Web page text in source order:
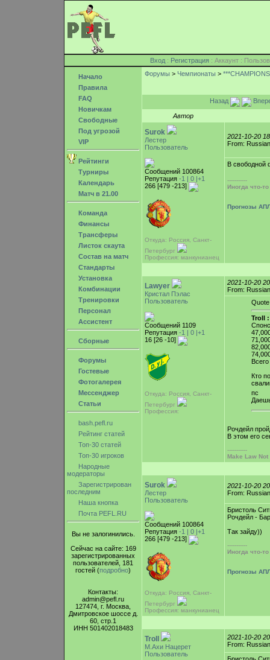
Вход: Регистрация : Аккаунт :
Начало
Правила
FAQ
Новичкам
Свободные
Под угрозой
VIP
Рейтинги
Турниры
Календарь
Матч в 21.00
Команда
Финансы
Трансферы
Листок скаута
Состав на матч
Стандарты
Установка
Комбинации
Тренировки
Персонал
Ассистент
Сборные
Форумы
Гостевые
Фотогалерея
Мессенджер
Статьи
bash.pefl.ru
Рейтинг статей
Топ-30 статей
Топ-30 игроков
Народные
модераторы
Зарегистрирован
последним
Наша кнопка
Почта PEFL.RU
Вы не залогинились.
Сейчас на сайте: 169
зарегистрированных
пользователей, 181
гостей (подробно)
Контакты:
admin@pefl.ru
127474, г. Москва,
Дмитровское шоссе д.
60, стр.1
ИНН 501402018483
Форумы > Чемпионаты >
Назад
Автор
Surok
Лестер
Пользователь
Сообщений 100864
Репутация -1 | 0 |+1
266 [479 -213]
Откуда: Россия, Санкт-
Петербург
Профессия: манкунианец
2021-10-20
From:
В
-----------
Иногда что-
Прогнозы
Lawyer
Кристал Пэлас
Пользователь
Сообщений 1109
Репутация -1 | 0 |+1
16 [26 -10]
Откуда: Россия, Санкт-
Петербург
Профессия:
2021-10-20
From:
Quote
Troll :
Кто
пс
Рочдейл
В этом его
-----------
Make Law Not
Surok
Лестер
Пользователь
Сообщений 100864
Репутация -1 | 0 |+1
266 [479 -213]
Откуда: Россия, Санкт-
Петербург
Профессия: манкунианец
2021-10-20
From:
Бристоль
Рочдейл -
Так зайду))
-----------
Иногда что-
Прогнозы
Troll
М.Ахи Нацерет
Пользователь
2021-10-20
From: